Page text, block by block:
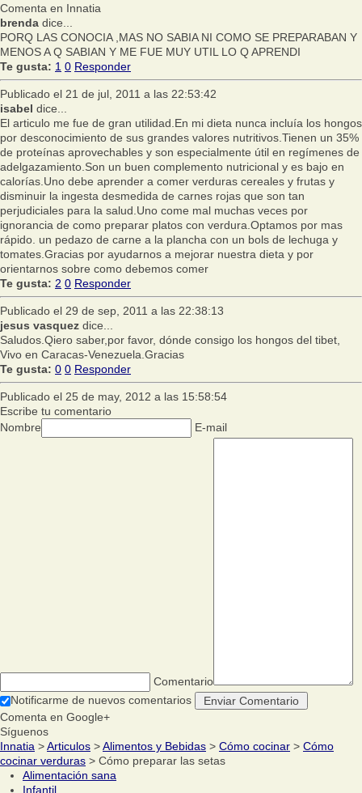
Comenta en Innatia
brenda dice...
PORQ LAS CONOCIA ,MAS NO SABIA NI COMO SE PREPARABAN Y
MENOS A Q SABIAN Y ME FUE MUY UTIL LO Q APRENDI
Te gusta: 1 0 Responder
Publicado el 21 de jul, 2011 a las 22:53:42
isabel dice...
El articulo me fue de gran utilidad.En mi dieta nunca incluía los hongos
por desconocimiento de sus grandes valores nutritivos.Tienen un 35%
de proteínas aprovechables y son especialmente útil en regímenes de
adelgazamiento.Son un buen complemento nutricional y es bajo en
calorías.Uno debe aprender a comer verduras cereales y frutas y
disminuir la ingesta desmedida de carnes rojas que son tan
perjudiciales para la salud.Uno come mal muchas veces por
ignorancia de como preparar platos con verdura.Optamos por mas
rápido. un pedazo de carne a la plancha con un bols de lechuga y
tomates.Gracias por ayudarnos a mejorar nuestra dieta y por
orientarnos sobre como debemos comer
Te gusta: 2 0 Responder
Publicado el 29 de sep, 2011 a las 22:38:13
jesus vasquez dice...
Saludos.Qiero saber,por favor, dónde consigo los hongos del tibet,
Vivo en Caracas-Venezuela.Gracias
Te gusta: 0 0 Responder
Publicado el 25 de may, 2012 a las 15:58:54
Escribe tu comentario
Nombre
E-mail
Comentario
Notificarme de nuevos comentarios
Comenta en Google+
Síguenos
Innatia >Articulos >Alimentos y Bebidas > Cómo cocinar > Cómo
cocinar verduras > Cómo preparar las setas
Alimentación sana
Infantil